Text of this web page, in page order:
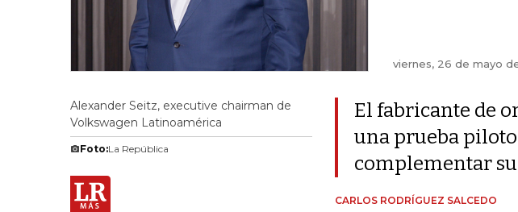
viernes, 26 de mayo
Alexander Seitz, executive chairman de
Volkswagen Latinoamérica
Foto:La República
El fabricante de
una prueba
complementar
CARLOS RODRÍGUEZ SALCEDO